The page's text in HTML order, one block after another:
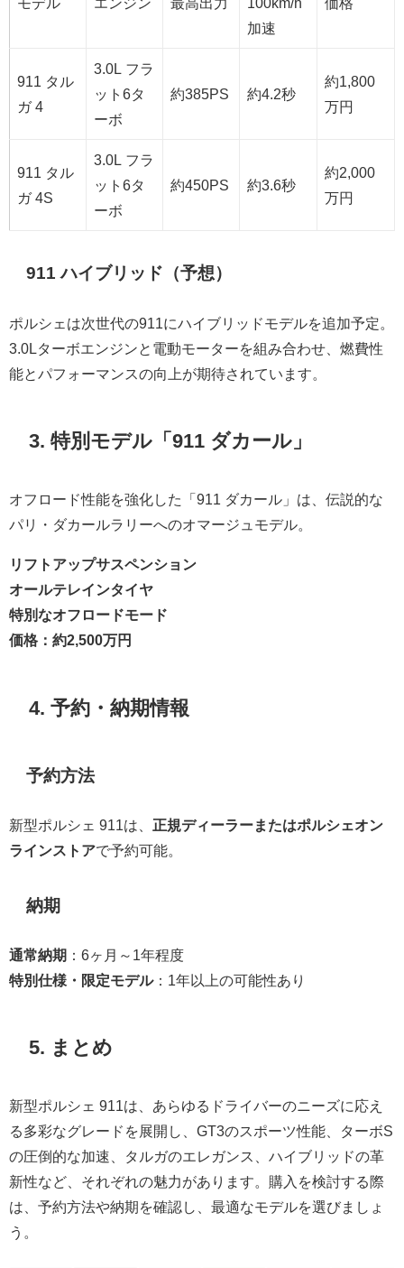
加速
911 タル
ガ 4
3.0L フラ
ット6タ
ーボ
約385PS 約4.2秒
約1,800
万円
911 タル
ガ 4S
3.0L フラ
ット6タ
ーボ
約450PS 約3.6秒
約2,000
万円
911 ハイブリッド（予想）
ポルシェは次世代の911にハイブリッドモデルを追加予定。
3.0Lターボエンジンと電動モーターを組み合わせ、燃費性
能とパフォーマンスの向上が期待されています。
3. 特別モデル「911 ダカール」
オフロード性能を強化した「911 ダカール」は、伝説的な
パリ・ダカールラリーへのオマージュモデル。
リフトアップサスペンション
オールテレインタイヤ
特別なオフロードモード
価格：約2,500万円
4. 予約・納期情報
予約方法
新型ポルシェ 911は、 正規ディーラーまたはポルシェオン
ラインストアで予約可能。
納期
通常納期 ：6ヶ月～1年程度
特別仕様・限定モデル：1年以上の可能性あり
5. まとめ
新型ポルシェ 911は、あらゆるドライバーのニーズに応え
る多彩なグレードを展開し、GT3のスポーツ性能、ターボS
の圧倒的な加速、タルガのエレガンス、ハイブリッドの革
新性など、それぞれの魅力があります。購入を検討する際
は、予約方法や納期を確認し、最適なモデルを選びましょ
う。